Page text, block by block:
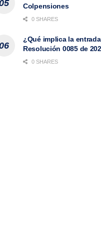
Colpensiones
0 SHARES
¿Qué implica la
Resolución 0085 de
0 SHARES